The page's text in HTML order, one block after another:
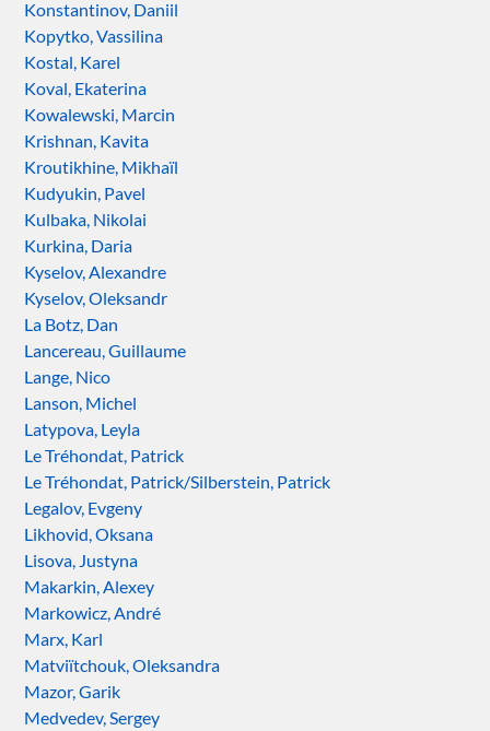
Konstantinov, Daniil
Kopytko, Vassilina
Kostal, Karel
Koval, Ekaterina
Kowalewski, Marcin
Krishnan, Kavita
Kroutikhine, Mikhaïl
Kudyukin, Pavel
Kulbaka, Nikolai
Kurkina, Daria
Kyselov, Alexandre
Kyselov, Oleksandr
La Botz, Dan
Lancereau, Guillaume
Lange, Nico
Lanson, Michel
Latypova, Leyla
Le Tréhondat, Patrick
Le Tréhondat, Patrick/Silberstein, Patrick
Legalov, Evgeny
Likhovid, Oksana
Lisova, Justyna
Makarkin, Alexey
Markowicz, André
Marx, Karl
Matviïtchouk, Oleksandra
Mazor, Garik
Medvedev, Sergey